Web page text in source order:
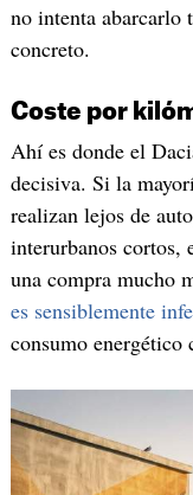
no intenta abarcarlo
concreto.
Coste por
Ahí es donde el
decisiva. Si la
realizan lejos de
interurbanos cortos,
una compra mucho
es sensiblemente
consumo